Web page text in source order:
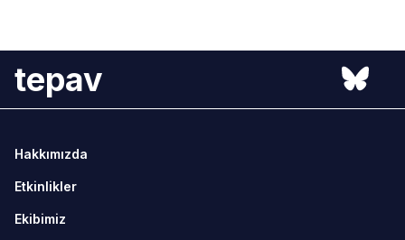
tepav
Hakkımızda
Etkinlikler
Ekibimiz